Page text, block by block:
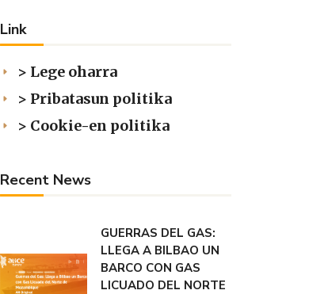
Link
> Lege oharra
> Pribatasun politika
> Cookie-en politika
Recent News
GUERRAS DEL GAS:
LLEGA A BILBAO UN
BARCO CON GAS
LICUADO DEL NORTE